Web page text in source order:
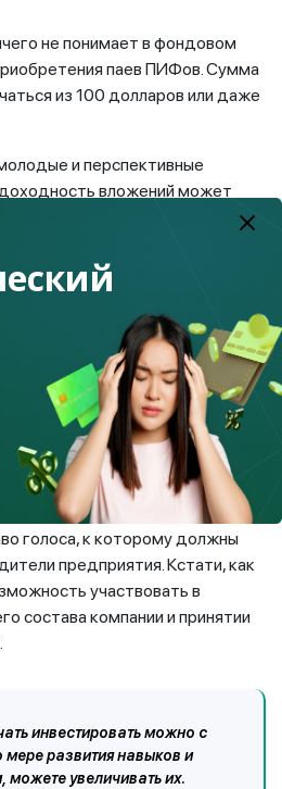
не понимает в фондовом
паев ПИФов. Сумма
из 100 долларов или даже
и перспективные
вложений может
на первом этапе в акции
получили многомиллионную
деталей и методик
торговать акциями,
стоимости и продавая
с этого дополнительный доход;
пакет акций, вы становитесь
право голоса. Это, в
голоса, к которому должны
предприятия. Кстати, как
участвовать в
состава компании и принятии
инвестировать можно с
развития навыков и
увеличивать их.